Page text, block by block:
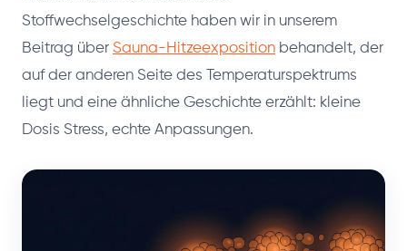
Stoffwechselgeschichte haben wir in unserem
Beitrag über Sauna-Hitzeexposition behandelt, der
auf der anderen Seite des Temperaturspektrums
liegt und eine ähnliche Geschichte erzählt: kleine
Dosis Stress, echte Anpassungen.